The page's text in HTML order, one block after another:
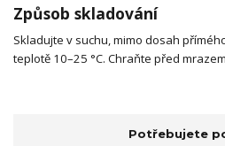
Způsob skladování
Skladujte v suchu, mimo dosah
teplotě 10–25 °C. Chraňte před
Potřebujete